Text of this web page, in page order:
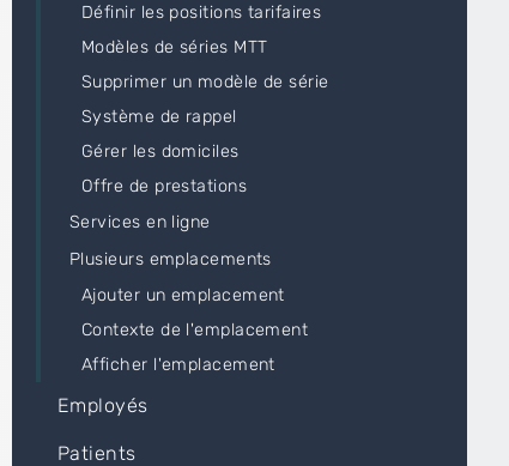
Définir les positions tarifaires
Modèles de séries MTT
Supprimer un modèle de série
Système de rappel
Gérer les domiciles
Offre de prestations
Services en ligne
Plusieurs emplacements
Ajouter un emplacement
Contexte de l'emplacement
Afficher l'emplacement
Employés
Patients